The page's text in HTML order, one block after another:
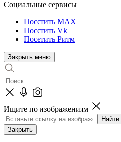
Социальные сервисы
Посетить MAX
Посетить Vk
Посетить Ритм
Закрыть меню
Ищите по изображениям
Закрыть